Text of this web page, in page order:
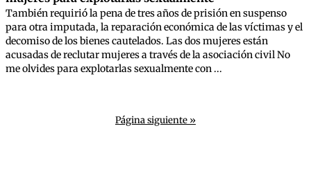
También requirió la pena de tres años de prisión en suspenso
para otra imputada, la reparación económica de las víctimas y el
decomiso de los bienes cautelados. Las dos mujeres están
acusadas de reclutar mujeres a través de la asociación civil No
me olvides para explotarlas sexualmente con ...
Página siguiente »